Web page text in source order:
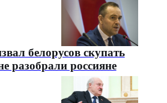
белорусов скупать
разобрали россияне